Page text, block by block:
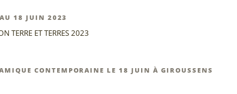
18 JUIN 2023
TERRE ET TERRES 2023
CONTEMPORAINE LE 18 JUIN À GIROUSSENS